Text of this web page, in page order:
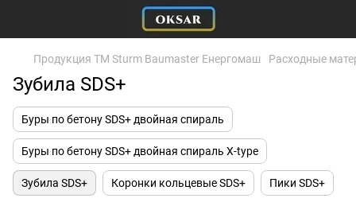
Продукция ТМ Sturm Baumaster Енергомаш Расходные
Зубила SDS+
Буры по бетону SDS+ двойная спираль
Буры по бетону SDS+ двойная спираль X-type
Зубила SDS+ Коронки кольцевые SDS+ Пики SDS+